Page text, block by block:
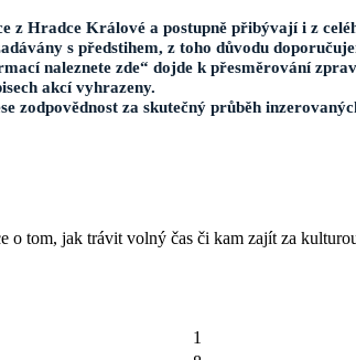
z Hradce Králové a postupně přibývají i z
s předstihem, z toho důvodu
naleznete zde“ dojde k přesměrování
akcí vyhrazeny.
zodpovědnost za skutečný průběh
o tom, jak trávit volný čas či kam zajít za
1